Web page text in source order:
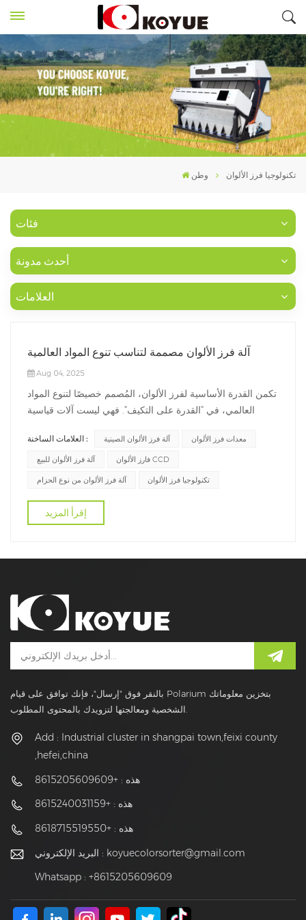
وطن تكنولوجيا فرز الألوان
فئات
أحدث مدونة
العلامات
آلة فرز الألوان مصممة لتناسب تنوع المواد العالمية
Aug 04, 2025
تكمن القدرة الأساسية لفرز الألوان، المُصمم خصيصًا لتنوع المواد
العالمي، في "القدرة على التكيف". فهي ليست آلات قياسية
بسرعة. وتدعمها ثلاثة أنظمة تقنية رئيسية:1. تتيح لك "العيون"
البصرية القابلة للتخصيص رؤية الخصائص الإقليميةيستطيع
المستشعر...
العلامات الساخنة : آلة فرز الألوان الصينية معدات فرز الألوان
آلة فرز الألوان للبيع فارز الألوان CCD
آلة فرز الألوان من نوع الحزام تكنولوجيا فرز الألوان
إقرأ المزيد
بالنقر فوق "إرسال"، فإنك توافق على قيام Polarium بتخزين معلوماتك
الشخصية ومعالجتها لتزويدك بالمحتوى المطلوب.
Add : Industrial cluster in shangpai town,feixi county
,hefei,china
هذه : +8615205609609
هذه : +8615240031159
هذه : +8618715519550
البريد الإلكتروني : koyuecolorsorter@gmail.com
Whatsapp : +8615205609609